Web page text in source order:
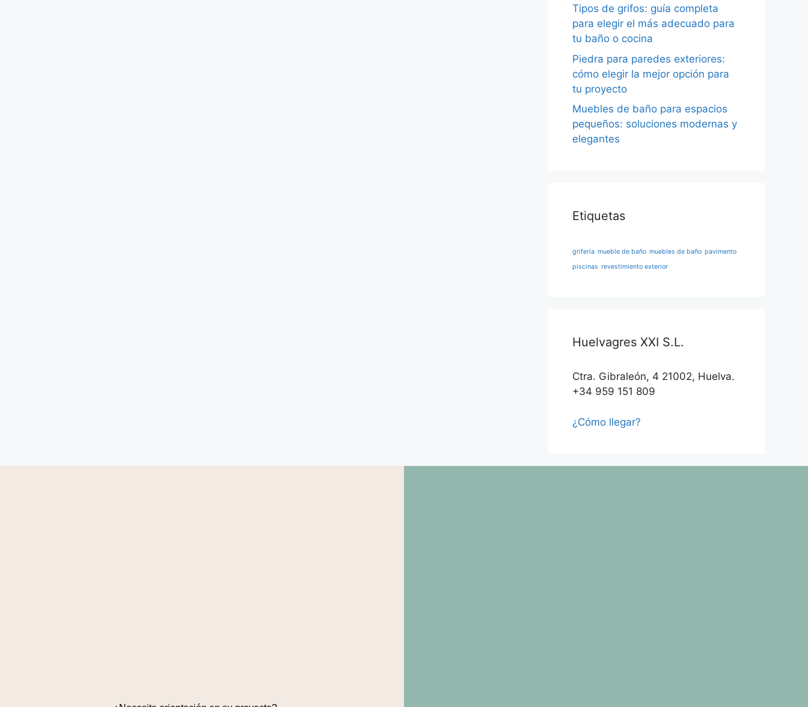
Tipos de grifos: guía completa
para elegir el más adecuado para
tu baño o cocina
Piedra para paredes exteriores:
cómo elegir la mejor opción para
tu proyecto
Muebles de baño para espacios
pequeños: soluciones modernas y
elegantes
Etiquetas
grifería mueble de baño muebles de baño pavimento
piscinas revestimiento exterior
Huelvagres XXI S.L.
Ctra. Gibraleón, 4 21002, Huelva.
+34 959 151 809
¿Cómo llegar?